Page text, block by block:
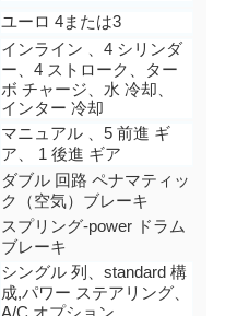
ユーロ 4または3
インライン 4 シリンダ
ー、4 ストローク、
ター
ボ チャージ、水 冷却、
インター 冷却
マニュアル 、 5 前進 ギ
ア、 1 後進 ギア
ダブル 回路 ペナマティッ
ク（空気） ブレーキ
スプリング-power ドラム
ブレーキ
シングル 列、standard 構
成,パワー ステアリング、